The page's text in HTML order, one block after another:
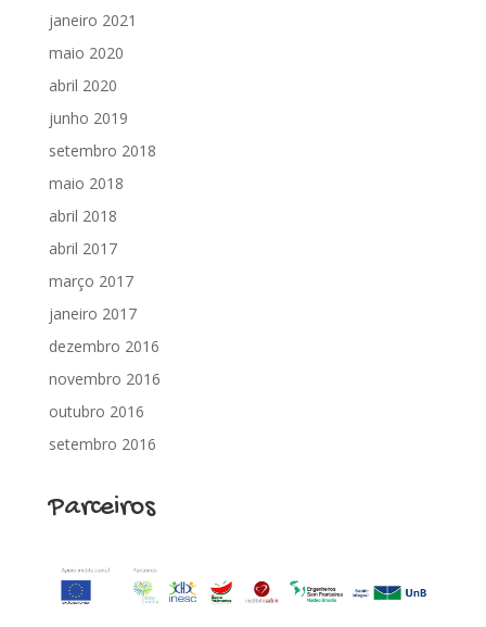
janeiro 2021
maio 2020
abril 2020
junho 2019
setembro 2018
maio 2018
abril 2018
abril 2017
março 2017
janeiro 2017
dezembro 2016
novembro 2016
outubro 2016
setembro 2016
Parceiros